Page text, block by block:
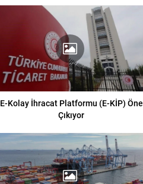
E-Kolay İhracat Platformu (E-KİP) Öne
Çıkıyor